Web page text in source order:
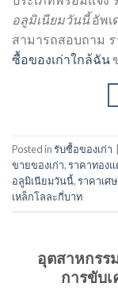
อลูมิเนียมวันนี้อัพเ
สามารถสอบถาม
ซื้อของเก่าใกล้ฉัน
Posted inรับซื้อของเก่า
ขายของเก่า,ราคาทอง
อลูมิเนียมวันนี้,ราคาเศ
เหล็กโลละกี่บาท
อุตสาหกรร
การขับ